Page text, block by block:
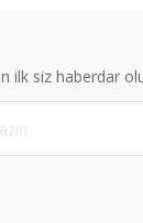
ilk siz haberdar